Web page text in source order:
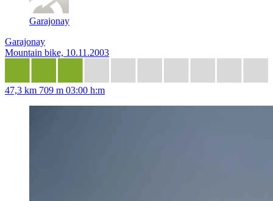
Garajonay
Garajonay
Mountain bike, 10.11.2003
47,3 km 709 m 03:00 h:m